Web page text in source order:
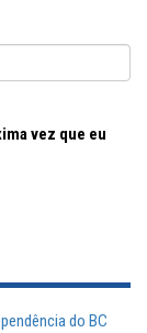
vez que eu
do BC